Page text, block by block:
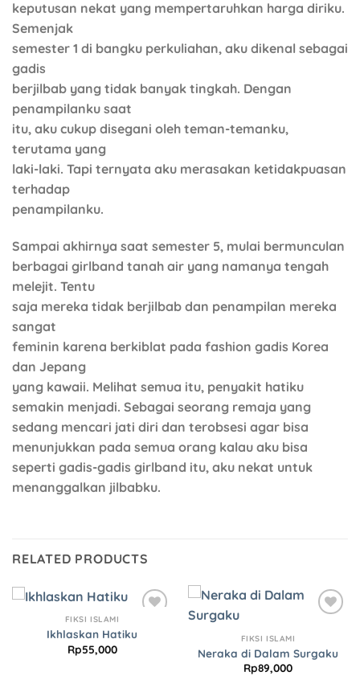
keputusan nekat yang mempertaruhkan harga diriku.
Semenjak
semester 1 di bangku perkuliahan, aku dikenal sebagai
gadis
berjilbab yang tidak banyak tingkah. Dengan
penampilanku saat
itu, aku cukup disegani oleh teman-temanku,
terutama yang
laki-laki. Tapi ternyata aku merasakan ketidakpuasan
terhadap
penampilanku.
Sampai akhirnya saat semester 5, mulai bermunculan
berbagai girlband tanah air yang namanya tengah
melejit. Tentu
saja mereka tidak berjilbab dan penampilan mereka
sangat
feminin karena berkiblat pada fashion gadis Korea
dan Jepang
yang kawaii. Melihat semua itu, penyakit hatiku
semakin menjadi. Sebagai seorang remaja yang
sedang mencari jati diri dan terobsesi agar bisa
menunjukkan pada semua orang kalau aku bisa
seperti gadis-gadis girlband itu, aku nekat untuk
menanggalkan jilbabku.
RELATED PRODUCTS
Wishlist
FIKSI ISLAMI
Ikhlaskan Hatiku
Rp55,000
FIKSI ISLAMI
Neraka di Dalam Surgaku
Rp89,000